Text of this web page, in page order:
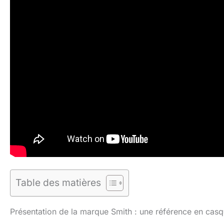
Table des matières
Présentation de la marque Smith : une référence en